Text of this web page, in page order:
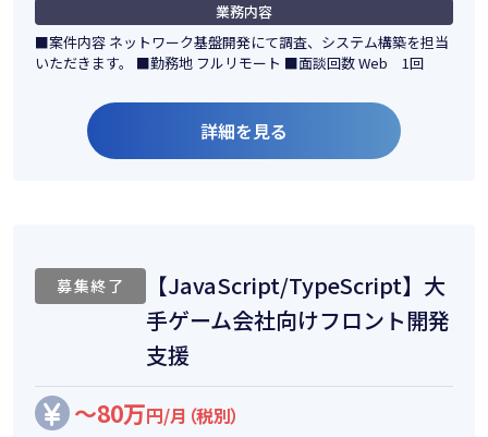
業務内容
■案件内容 ネットワーク基盤開発にて調査、システム構築を担当
いただきます。 ■勤務地 フルリモート ■面談回数 Web 1回
詳細を見る
募集終了
【JavaScript/TypeScript】大
手ゲーム会社向けフロント開発
支援
～80万円/月（税別）